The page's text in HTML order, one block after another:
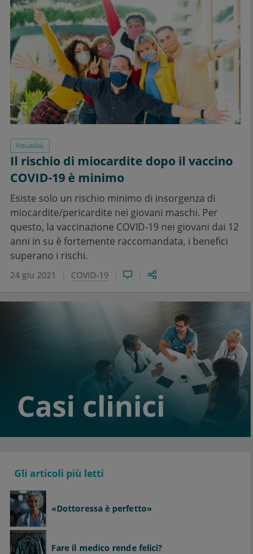
Attualità
Il rischio di miocardite dopo il vaccino
COVID-19 è minimo
Esiste solo un rischio minimo di insorgenza di
miocardite/pericardite nei giovani maschi. Per
questo, la vaccinazione COVID-19 nei giovani dai 12
anni in su è fortemente raccomandata, i benefici
superano i rischi.
24 giu 2021 COVID-19
Gli articoli più letti
«Dottoressa è perfetto»
Fare il medico rende felici?